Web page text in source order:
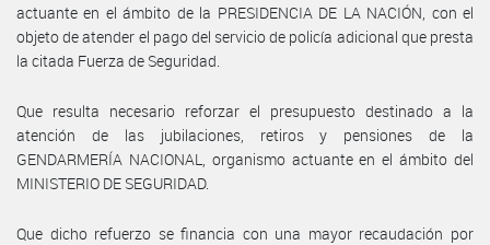
actuante en el ámbito de la PRESIDENCIA DE LA NACIÓN, con el
objeto de atender el pago del servicio de policía adicional que presta
la citada Fuerza de Seguridad.
Que resulta necesario reforzar el presupuesto destinado a la
atención de las jubilaciones, retiros y pensiones de la
GENDARMERÍA NACIONAL, organismo actuante en el ámbito del
MINISTERIO DE SEGURIDAD.
Que dicho refuerzo se financia con una mayor recaudación por